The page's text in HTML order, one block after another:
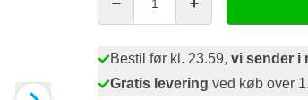
Bestil før kl. 23.59, vi sender i
Gratis levering ved køb over